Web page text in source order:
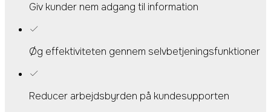
Giv kunder nem adgang til information
Øg effektiviteten gennem selvbetjeningsfunktioner
Reducer arbejdsbyrden på kundesupporten